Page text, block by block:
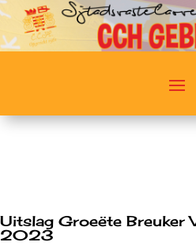
Uitslag Groeëte Breuker
2023